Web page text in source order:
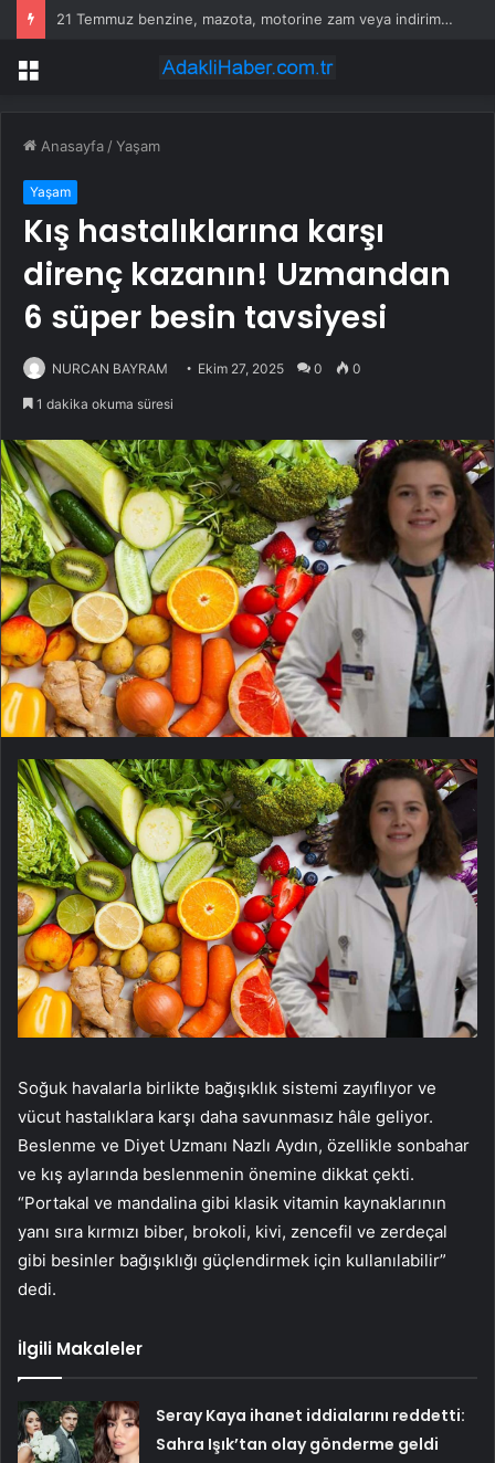
21 Temmuz benzine, mazota, motorine zam veya indirim var mı? Güncel benzin motorin akaryakıt fiyatları!
Menü
Anasayfa /Yaşam
Yaşam
Kış hastalıklarına karşı
direnç kazanın! Uzmandan
6 süper besin tavsiyesi
NURCAN BAYRAM Ekim 27, 2025 0 0
1 dakika okuma süresi
Soğuk havalarla birlikte bağışıklık sistemi zayıflıyor ve
vücut hastalıklara karşı daha savunmasız hâle geliyor.
Beslenme ve Diyet Uzmanı Nazlı Aydın, özellikle sonbahar
ve kış aylarında beslenmenin önemine dikkat çekti.
“Portakal ve mandalina gibi klasik vitamin kaynaklarının
yanı sıra kırmızı biber, brokoli, kivi, zencefil ve zerdeçal
gibi besinler bağışıklığı güçlendirmek için kullanılabilir”
dedi.
İlgili Makaleler
Seray Kaya ihanet iddialarını reddetti:
Sahra Işık’tan olay gönderme geldi